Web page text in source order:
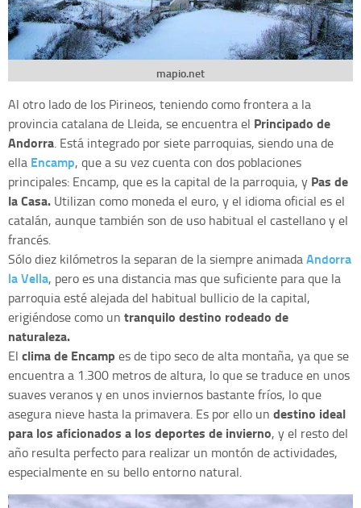
mapio.net
Al otro lado de los Pirineos, teniendo como frontera a la
provincia catalana de Lleida, se encuentra el Principado de
Andorra. Está integrado por siete parroquias, siendo una de
ella Encamp, que a su vez cuenta con dos poblaciones
principales: Encamp, que es la capital de la parroquia, y Pas de
la Casa. Utilizan como moneda el euro, y el idioma oficial es el
catalán, aunque también son de uso habitual el castellano y el
francés.
Sólo diez kilómetros la separan de la siempre animadaAndorra
la Vella, pero es una distancia mas que suficiente para que la
parroquia esté alejada del habitual bullicio de la capital,
erigiéndose como un tranquilo destino rodeado de
naturaleza.
El clima de Encamp es de tipo seco de alta montaña, ya que se
encuentra a 1.300 metros de altura, lo que se traduce en unos
suaves veranos y en unos inviernos bastante fríos, lo que
asegura nieve hasta la primavera. Es por ello un destino ideal
para los aficionados a los deportes de invierno, y el resto del
año resulta perfecto para realizar un montón de actividades,
especialmente en su bello entorno natural.